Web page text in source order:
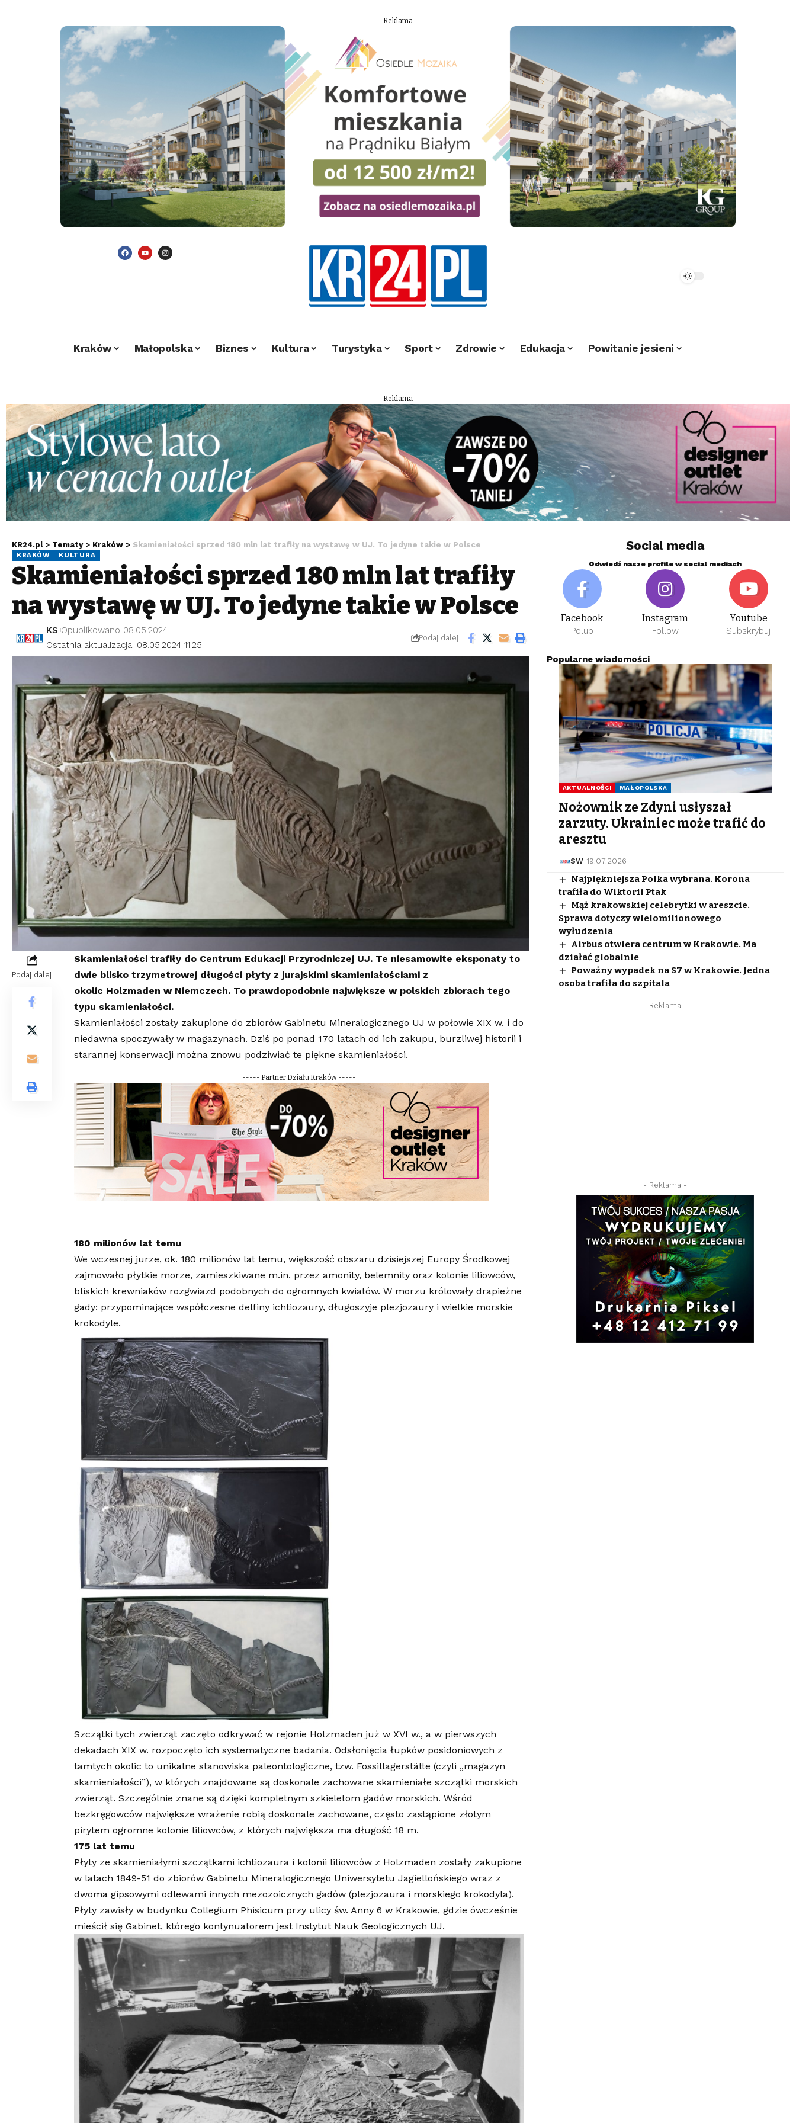
----- Reklama -----
Kraków Małopolska Biznes Kultura Turystyka Sport Zdrowie Edukacja Powitanie jesieni
----- Reklama -----
KR24.pl> Tematy> Kraków > Skamieniałości sprzed 180 mln lat trafiły na wystawę w UJ. To jedyne takie w Polsce
KRAKÓW KULTURA
Skamieniałości sprzed 180 mln lat trafiły
na wystawę w UJ. To jedyne takie w Polsce
Ostatnia aktualizacja: 08.05.2024 11:25
KS Opublikowano 08.05.2024
Podaj dalej
Podaj dalej
Skamieniałości trafiły do Centrum Edukacji Przyrodniczej UJ. Te niesamowite eksponaty to
dwie blisko trzymetrowej długości płyty z jurajskimi skamieniałościami z
okolic Holzmaden w Niemczech. To prawdopodobnie największe w polskich zbiorach tego
typu skamieniałości.
Skamieniałości zostały zakupione do zbiorów Gabinetu Mineralogicznego UJ w połowie XIX w. i do
niedawna spoczywały w magazynach. Dziś po ponad 170 latach od ich zakupu, burzliwej historii i
starannej konserwacji można znowu podziwiać te piękne skamieniałości.
----- Partner Działu Kraków -----
180 milionów lat temu
We wczesnej jurze, ok. 180 milionów lat temu, większość obszaru dzisiejszej Europy Środkowej
zajmowało płytkie morze, zamieszkiwane m.in. przez amonity, belemnity oraz kolonie liliowców,
bliskich krewniaków rozgwiazd podobnych do ogromnych kwiatów. W morzu królowały drapieżne
gady: przypominające współczesne delfiny ichtiozaury, długoszyje plezjozaury i wielkie morskie
krokodyle.
Szczątki tych zwierząt zaczęto odkrywać w rejonie Holzmaden już w XVI w., a w pierwszych
dekadach XIX w. rozpoczęto ich systematyczne badania. Odsłonięcia łupków posidoniowych z
tamtych okolic to unikalne stanowiska paleontologiczne, tzw. Fossillagerstätte (czyli „magazyn
skamieniałości”), w których znajdowane są doskonale zachowane skamieniałe szczątki morskich
zwierząt. Szczególnie znane są dzięki kompletnym szkieletom gadów morskich. Wśród
bezkręgowców największe wrażenie robią doskonale zachowane, często zastąpione złotym
pirytem ogromne kolonie liliowców, z których największa ma długość 18 m.
175 lat temu
Płyty ze skamieniałymi szczątkami ichtiozaura i kolonii liliowców z Holzmaden zostały zakupione
w latach 1849-51 do zbiorów Gabinetu Mineralogicznego Uniwersytetu Jagiellońskiego wraz z
dwoma gipsowymi odlewami innych mezozoicznych gadów (plezjozaura i morskiego krokodyla).
Płyty zawisły w budynku Collegium Phisicum przy ulicy św. Anny 6 w Krakowie, gdzie ówcześnie
mieścił się Gabinet, którego kontynuatorem jest Instytut Nauk Geologicznych UJ.
Social media
Odwiedź nasze profile w social mediach
Facebook
Polub
Instagram
Follow
Youtube
Subskrybuj
Popularne wiadomości
AKTUALNOŚCI MAŁOPOLSKA
Nożownik ze Zdyni usłyszał
zarzuty. Ukrainiec może trafić do
aresztu
SW 19.07.2026
Najpiękniejsza Polka wybrana. Korona
trafiła do Wiktorii Ptak
Mąż krakowskiej celebrytki w areszcie.
Sprawa dotyczy wielomilionowego
wyłudzenia
Airbus otwiera centrum w Krakowie. Ma
działać globalnie
Poważny wypadek na S7 w Krakowie. Jedna
osoba trafiła do szpitala
- Reklama -
- Reklama -